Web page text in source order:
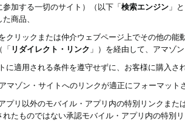
参加する一切のサイト）（以下「検索エンジン 」
商品、
クリックまたは仲介ウェブページ上でその他の
「 リダイレクト・リンク 」）を経由して、アマゾ
に適用される条件を遵守せずに、お客様に購入さ
マゾン・サイトへのリンクが適正にフォーマッ
プリ以外のモバイル・アプリ内の特別リンクま
れたものではない承認モバイル・アプリ内の特別